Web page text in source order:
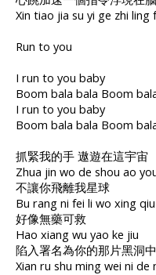
Xin tiao jia su yi ge zhi ling
Run to you
I run to you baby
Boom bala bala Boom
I run to you baby
Boom bala bala Boom
抓緊我的手 遨遊在這宇宙
Zhua jin wo de shou ao
不讓你飛離我星球
Bu rang ni fei li wo xing qiu
好像無藥可救
Hao xiang wu yao ke jiu
陷入署名為你的那片黑洞中
Xian ru shu ming wei ni